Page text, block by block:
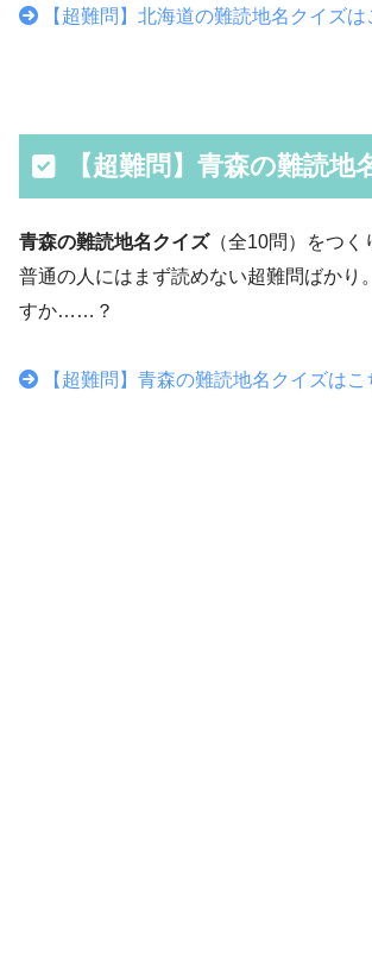
【超難問】北海道の難読地名クイズは
【超難問】青森の難読地
青森の難読地名クイズ（全10問）をつく
普通の人にはまず読めない超難問ばかり
すか……？
【超難問】青森の難読地名クイズはこ